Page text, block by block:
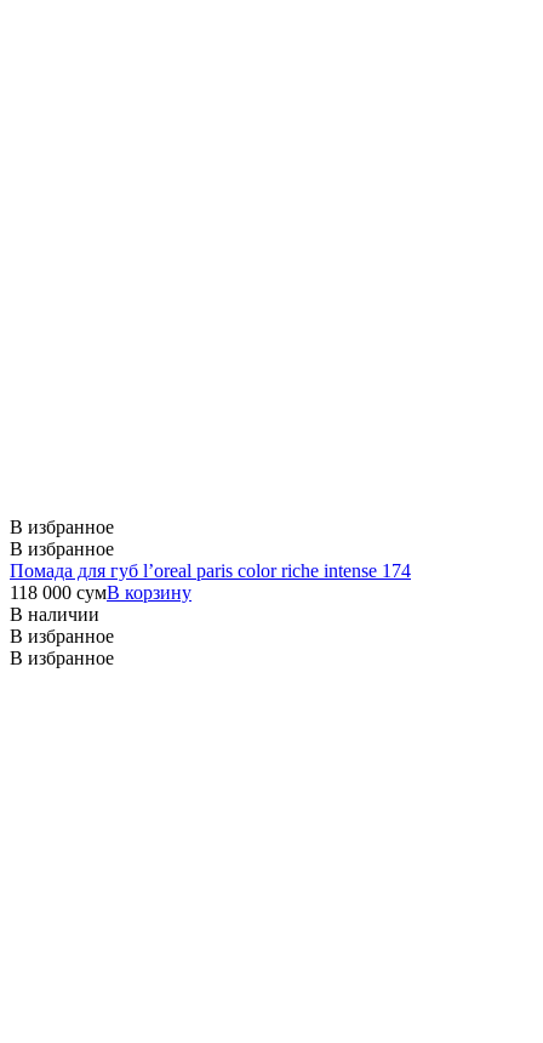
В избранное
В избранное
Помада для губ l’oreal paris color riche intense 174
118 000 сумВ корзину
В наличии
В избранное
В избранное